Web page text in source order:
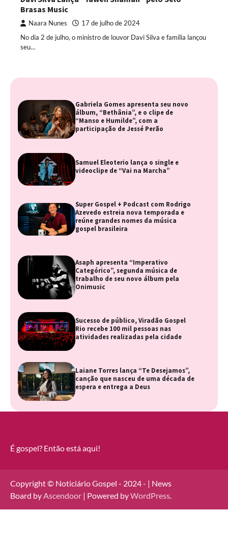
Brasas Music
Naara Nunes 17 de julho de 2024
No dia 2 de julho, o ministro de louvor Davi Silva e família lançou
seu…
Gabriela Gomes apresenta seu novo
álbum, “Bethânia”, e o clipe de
“Manso e Humilde”, com a
participação de Jessé Perão
Samuel Eleoterio lança o single e
videoclipe de “Vai na Marcha”
Super Gospel + Podcast com Rodrigo
Azevedo estreia nova temporada e
reúne grandes nomes da música
gospel brasileira
Asaph apresenta “Imperativo
Categórico”, segunda música de
trabalho de seu novo álbum pela
Onimusic
Sucesso de público, Viradão Gospel
Rio recebe 100 mil pessoas nas
atividades realizadas pela cidade
Laiane Torres lança “Te Desejamos”,
canção que nasceu de uma década de
espera e entrega a Deus
É gospel? Então está aqui!
Copyright © Noticiário Gospel - 2024 - | News
Board byAscendoor | Powered byWordPress.